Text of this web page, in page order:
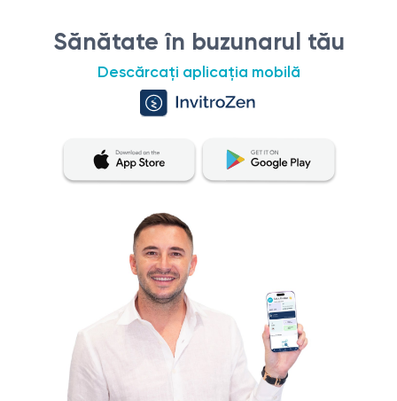
Sănătate în buzunarul tău
Descărcați aplicația mobilă